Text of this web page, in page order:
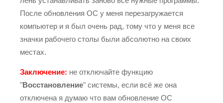
После обновления ОС у меня перезагружается
компьютер и я был очень рад, тому что у меня все
значки рабочего столы были абсолютно на своих
местах.
Заключение: не отключайте функцию
"Восстановление" системы, если всё же она
отключена я думаю что вам обновление ОС